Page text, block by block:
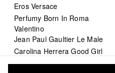
Eros Versace
Perfumy Born In Roma
Valentino
Jean Paul Gaultier Le Male
Carolina Herrera Good Girl
DIOR Sauvage